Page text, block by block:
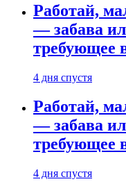
Работай,
— забава
требующее
4 дня спустя
Работай,
— забава
требующее
4 дня спустя